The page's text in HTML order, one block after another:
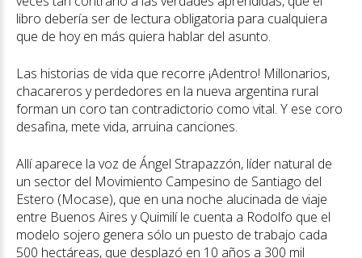
libro debería ser de lectura obligatoria para cualquiera
que de hoy en más quiera hablar del asunto.
Las historias de vida que recorre ¡Adentro! Millonarios,
chacareros y perdedores en la nueva argentina rural
forman un coro tan contradictorio como vital. Y ese coro
desafina, mete vida, arruina canciones.
Allí aparece la voz de Ángel Strapazzón, líder natural de
un sector del Movimiento Campesino de Santiago del
Estero (Mocase), que en una noche alucinada de viaje
entre Buenos Aires y Quimilí le cuenta a Rodolfo que el
modelo sojero genera sólo un puesto de trabajo cada
500 hectáreas, que desplazó en 10 años a 300 mil